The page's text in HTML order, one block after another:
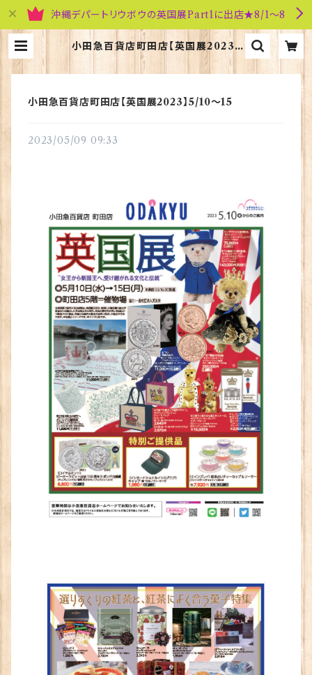
沖縄デパートリウボウの英国展Part1に出店★8/1～8
小田急百貨店町田店【英国展2023】
5/10～15 | 英国雑貨専門店ブリティ
ッシュ・ライフ
小田急百貨店町田店【英国展2023】5/10～15
2023/05/09 09:33